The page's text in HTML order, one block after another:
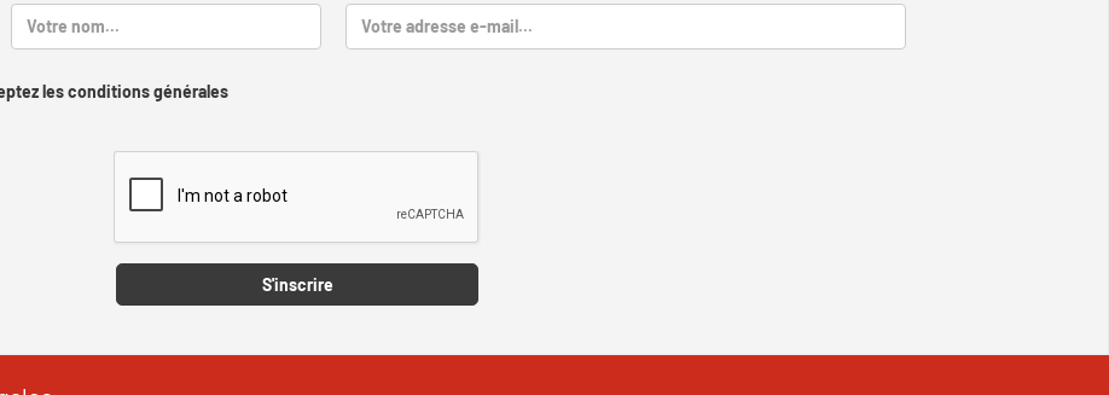
les conditions générales
S'inscrire